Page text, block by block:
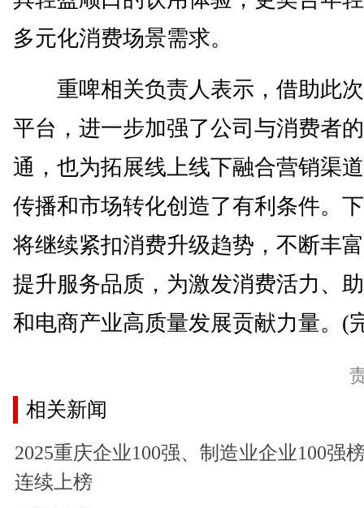
多元化消费场景需求。
重啤相关负责人表示，借助此次
平台，进一步加强了公司与消费者
通，也为拓展线上线下融合营销渠
传播和市场转化创造了有利条件。
将继续紧扣消费升级趋势，不断丰
提升服务品质，为激发消费活力、
和电商产业高质量发展贡献力量。(
相关新闻
2025重庆企业100强、制造业企业100强
连续上榜